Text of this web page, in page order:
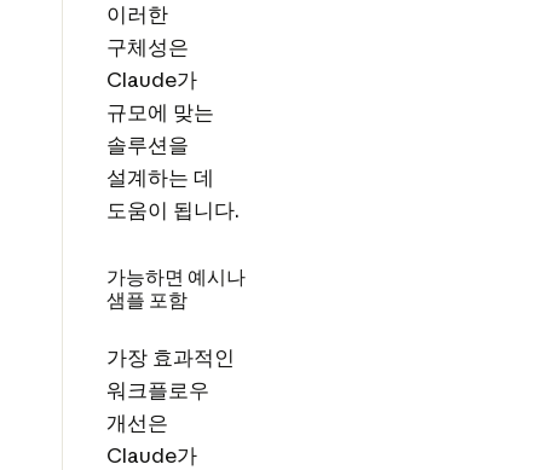
이러한
구체성은
Claude가
규모에 맞는
솔루션을
설계하는 데
도움이 됩니다.
가능하면 예시나
샘플 포함
가장 효과적인
워크플로우
개선은
Claude가